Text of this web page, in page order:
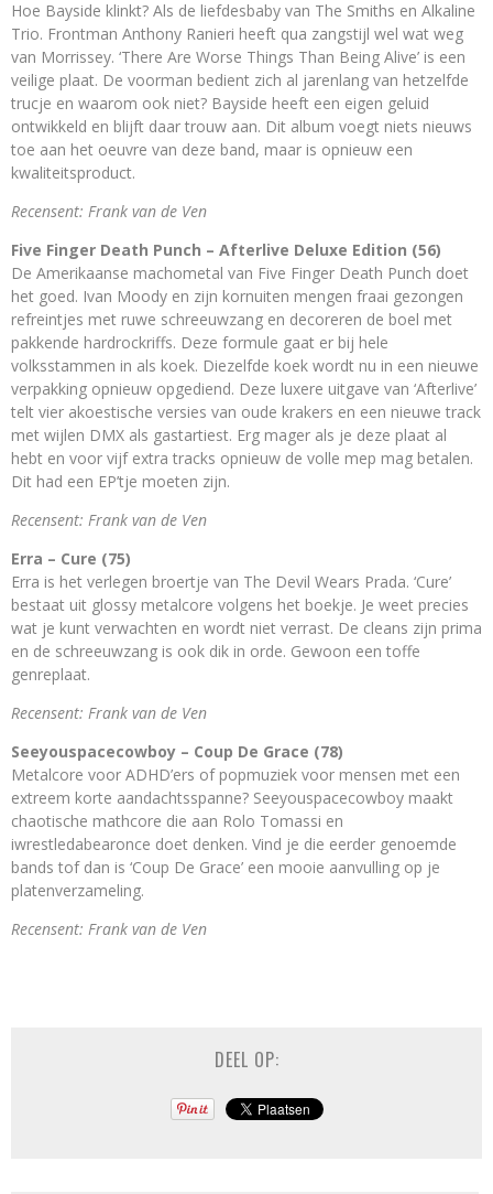
Hoe Bayside klinkt? Als de liefdesbaby van The Smiths en Alkaline
Trio. Frontman Anthony Ranieri heeft qua zangstijl wel wat weg
van Morrissey. ‘There Are Worse Things Than Being Alive’ is een
veilige plaat. De voorman bedient zich al jarenlang van hetzelfde
trucje en waarom ook niet? Bayside heeft een eigen geluid
ontwikkeld en blijft daar trouw aan. Dit album voegt niets nieuws
toe aan het oeuvre van deze band, maar is opnieuw een
kwaliteitsproduct.
Recensent: Frank van de Ven
Five Finger Death Punch – Afterlive Deluxe Edition (56)
De Amerikaanse machometal van Five Finger Death Punch doet
het goed. Ivan Moody en zijn kornuiten mengen fraai gezongen
refreintjes met ruwe schreeuwzang en decoreren de boel met
pakkende hardrockriffs. Deze formule gaat er bij hele
volksstammen in als koek. Diezelfde koek wordt nu in een nieuwe
verpakking opnieuw opgediend. Deze luxere uitgave van ‘Afterlive’
telt vier akoestische versies van oude krakers en een nieuwe track
met wijlen DMX als gastartiest. Erg mager als je deze plaat al
hebt en voor vijf extra tracks opnieuw de volle mep mag betalen.
Dit had een EP’tje moeten zijn.
Recensent: Frank van de Ven
Erra – Cure (75)
Erra is het verlegen broertje van The Devil Wears Prada. ‘Cure’
bestaat uit glossy metalcore volgens het boekje. Je weet precies
wat je kunt verwachten en wordt niet verrast. De cleans zijn prima
en de schreeuwzang is ook dik in orde. Gewoon een toffe
genreplaat.
Recensent: Frank van de Ven
Seeyouspacecowboy – Coup De Grace (78)
Metalcore voor ADHD’ers of popmuziek voor mensen met een
extreem korte aandachtsspanne? Seeyouspacecowboy maakt
chaotische mathcore die aan Rolo Tomassi en
iwrestledabearonce doet denken. Vind je die eerder genoemde
bands tof dan is ‘Coup De Grace’ een mooie aanvulling op je
platenverzameling.
Recensent: Frank van de Ven
DEEL OP: